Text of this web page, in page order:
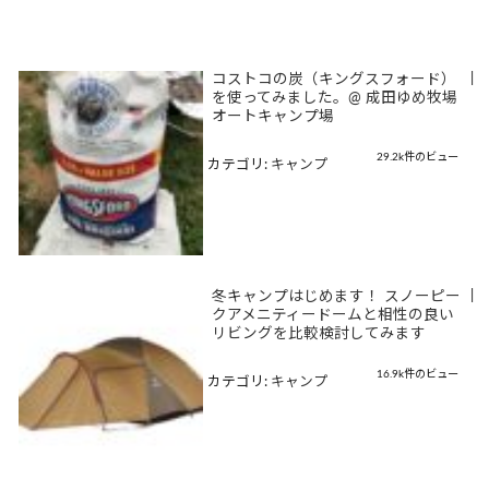
コストコの炭（キングスフォード）
を使ってみました。@ 成田ゆめ牧場
オートキャンプ場
29.2k件のビュー
カテゴリ: キャンプ
冬キャンプはじめます！ スノーピー
クアメニティードームと相性の良い
リビングを比較検討してみます
16.9k件のビュー
カテゴリ: キャンプ